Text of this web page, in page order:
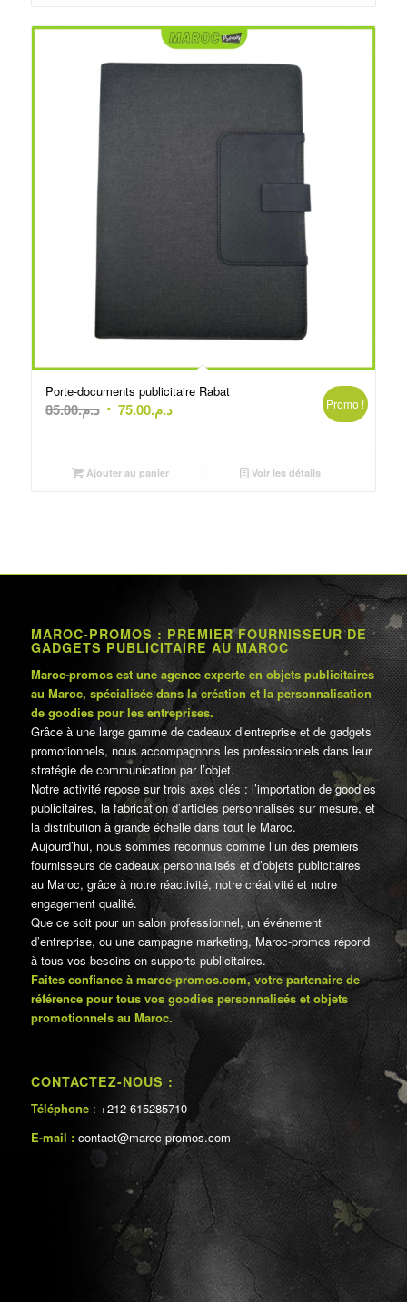
Porte-documents publicitaire Rabat
د.م.85.00
Le
était :
د.م.75.00
Le
Promo !
Ajouter au panier Voir les détails
MAROC-PROMOS : PREMIER FOURNISSEUR DE
GADGETS PUBLICITAIRE AU MAROC
Maroc-promos est une agence experte en objets publicitaires
au Maroc, spécialisée dans la création et la personnalisation
de goodies pour les entreprises.
Grâce à une large gamme de cadeaux d’entreprise et de gadgets
promotionnels, nous accompagnons les professionnels dans leur
stratégie de communication par l’objet.
Notre activité repose sur trois axes clés : l’importation de goodies
publicitaires, la fabrication d’articles personnalisés sur mesure, et
la distribution à grande échelle dans tout le Maroc.
Aujourd’hui, nous sommes reconnus comme l’un des premiers
fournisseurs de cadeaux personnalisés et d’objets publicitaires
au Maroc, grâce à notre réactivité, notre créativité et notre
engagement qualité.
Que ce soit pour un salon professionnel, un événement
d’entreprise, ou une campagne marketing, Maroc-promos répond
à tous vos besoins en supports publicitaires.
Faites confiance à maroc-promos.com, votre partenaire de
référence pour tous vos goodies personnalisés et objets
promotionnels au Maroc.
CONTACTEZ-NOUS :
Téléphone : +212 615285710
E-mail : contact@maroc-promos.com